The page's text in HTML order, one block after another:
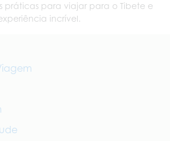
para viajar para o Tibete e
incrível.